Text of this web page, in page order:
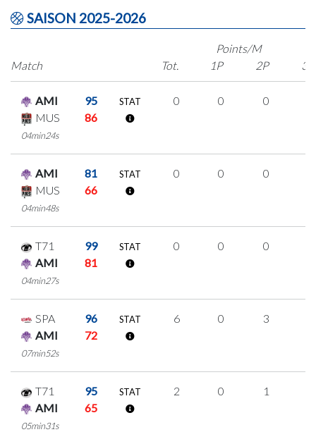
SAISON 2025-2026
Match
Points/M
Tot.
1P 2P 3P
AMI
95
MUS
86
04min24s
STAT 0 0 0
AMI
81
MUS
66
04min48s
STAT 0 0 0
T71
99
AMI
81
04min27s
STAT 0 0 0
SPA
96
AMI
72
07min52s
STAT 6 0 3
T71
95
AMI
65
05min31s
STAT 2 0 1